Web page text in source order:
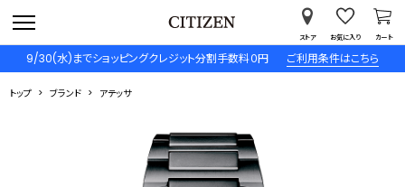
9/30(水)までショッピングクレジット分割手数料０円 ご利用条件はこちら
ストア お気に入り カート
トップ ブランド アテッサ